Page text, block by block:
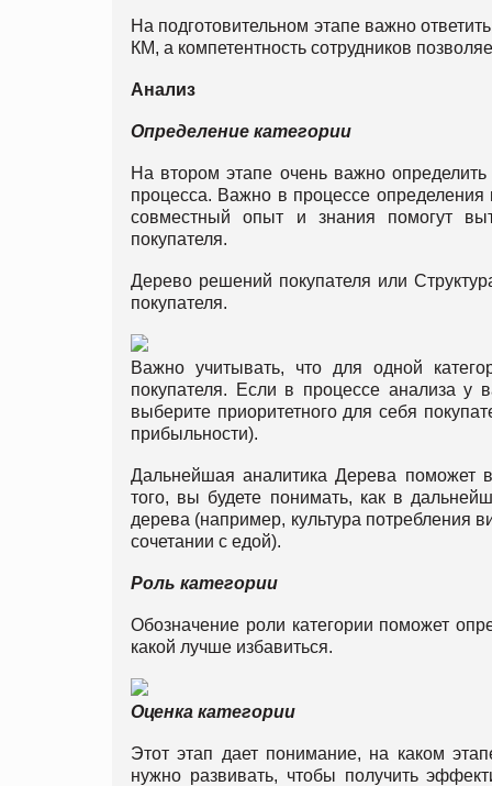
На подготовительном этапе важно
КМ, а компетентность сотрудников
Анализ
Определение категории
На втором этапе очень важно определить
процесса. Важно в процессе определения
совместный опыт и знания помогут
покупателя.
Дерево решений покупателя или
покупателя.
Важно учитывать, что для одной
покупателя. Если в процессе анализа у
выберите приоритетного для себя
прибыльности).
Дальнейшая аналитика Дерева поможет
того, вы будете понимать, как в
дерева (например, культура потребления
сочетании с едой).
Роль категории
Обозначение роли категории поможет
какой лучше избавиться.
Оценка категории
Этот этап дает понимание, на каком
нужно развивать, чтобы получить